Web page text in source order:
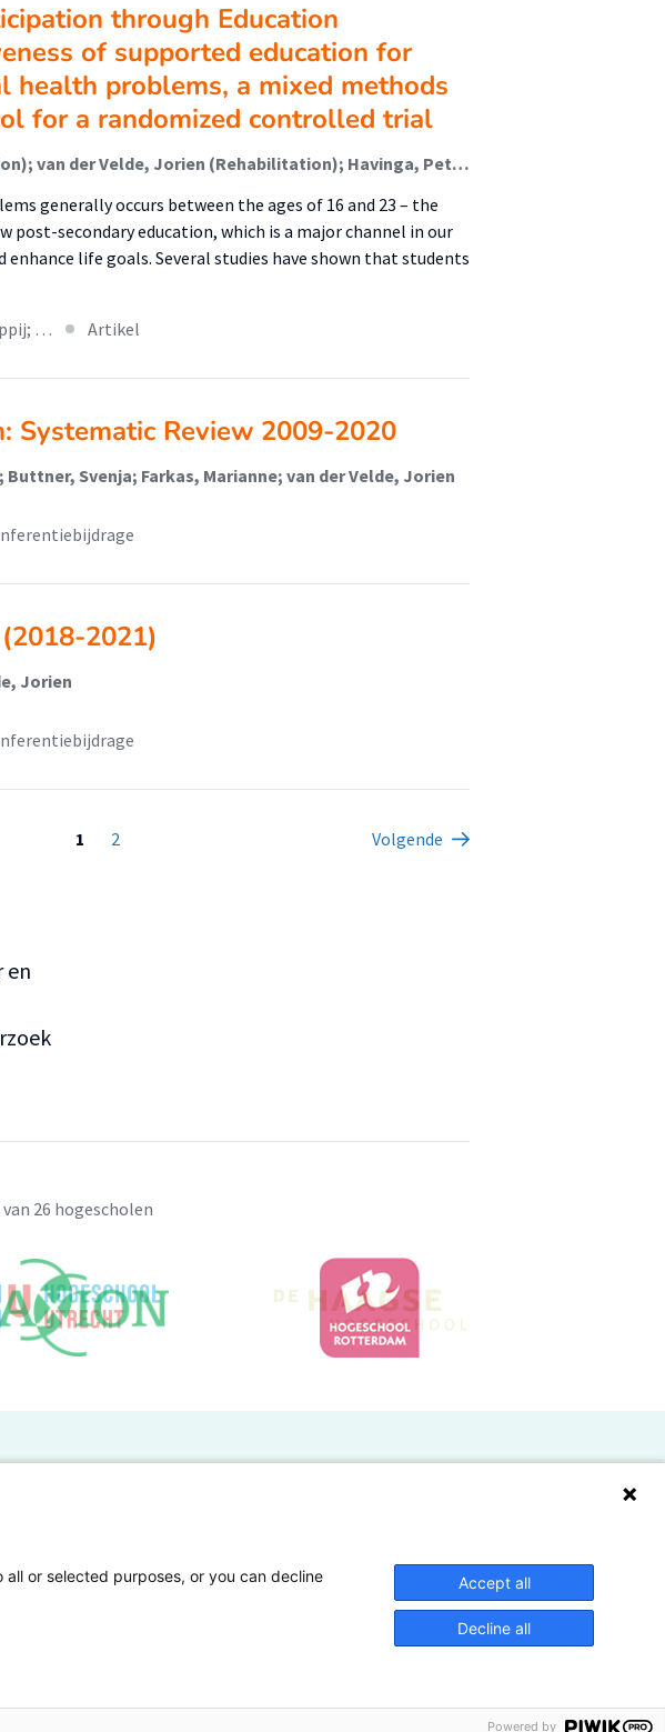
through Education
of supported education for
health problems, a mixed methods
for a randomized controlled trial
Hofstra, Jacomijn (Rehabilitation); van der Velde, Jorien (Rehabilitation); Havinga, Petra (Rehabilitation); Korevaar, E.L.
generally occurs between the ages of 16 and 23 – the
post-secondary education, which is a major channel in our
enhance life goals. Several studies have shown that students
… Artikel
Systematic Review 2009-2020
Svenja; Farkas, Marianne; van der Velde, Jorien
2021)
Jorien
1 2 Volgende
en
26 hogescholen
vragen
Lectoren en onderzoekers
or selected purposes, or you can decline
Accept all
Decline all
Powered by